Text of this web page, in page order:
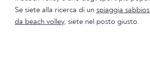
Se siete alla ricerca di un spiaggia
da beach volley, siete nel posto giusto.